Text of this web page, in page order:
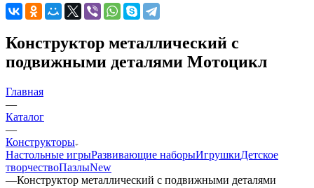
Конструктор металлический с
подвижными деталями Мотоцикл
Главная
—
Каталог
—
Конструкторы
Настольные игрыРазвивающие наборыИгрушкиДетское
творчествоПазлыNew
—Конструктор металлический с подвижными деталями